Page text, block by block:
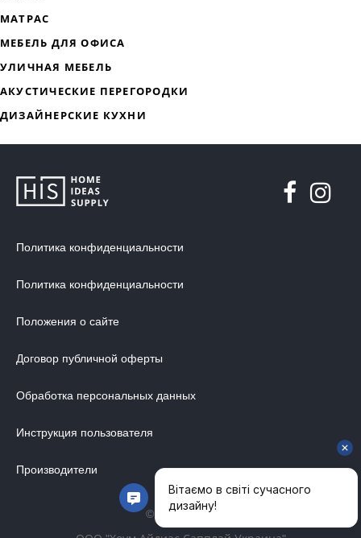
МЯГКАЯ МЕБЕЛЬ
ДИЗАЙНЕРСКИЕ СТОЛЫ
МЕБЕЛЬ В ДЕТСКУЮ
ОБОИ ДЛЯ СТЕН
СТЕНОВЫЕ ПАНЕЛИ
МЕБЕЛЬ ДЛЯ ОФИСА
Политика конфиденциальности
Политика конфиденциальности
Положения о сайте
Договор публичной оферты
Обработка персональных данных
Инструкция пользователя
Производители
© 2014-2026